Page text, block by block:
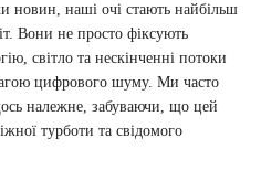
новин, наші очі стають найбільш
Вони не просто фіксують
світло та нескінченні потоки
цифрового шуму. Ми часто
належне, забуваючи, що цей
турботи та свідомого